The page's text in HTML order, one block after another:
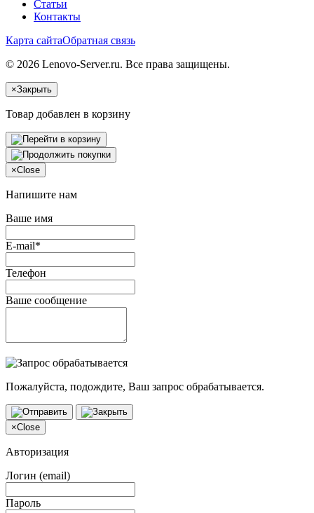
Статьи
Контакты
Карта сайтаОбратная связь
© 2026 Lenovo-Server.ru. Все права защищены.
×Закрыть
Товар добавлен в корзину
×Close
Напишите нам
Ваше имя
E-mail*
Телефон
Ваше сообщение
Пожалуйста, подождите, Ваш запрос обрабатывается.
×Close
Авторизация
Логин (email)
Пароль